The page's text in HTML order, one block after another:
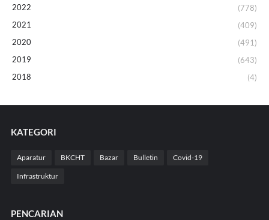
2022
(778)
2021
(409)
2020
(491)
2019
(643)
2018
(4)
KATEGORI
Aparatur BKCHT Bazar Bulletin Covid-19
Infrastruktur
PENCARIAN